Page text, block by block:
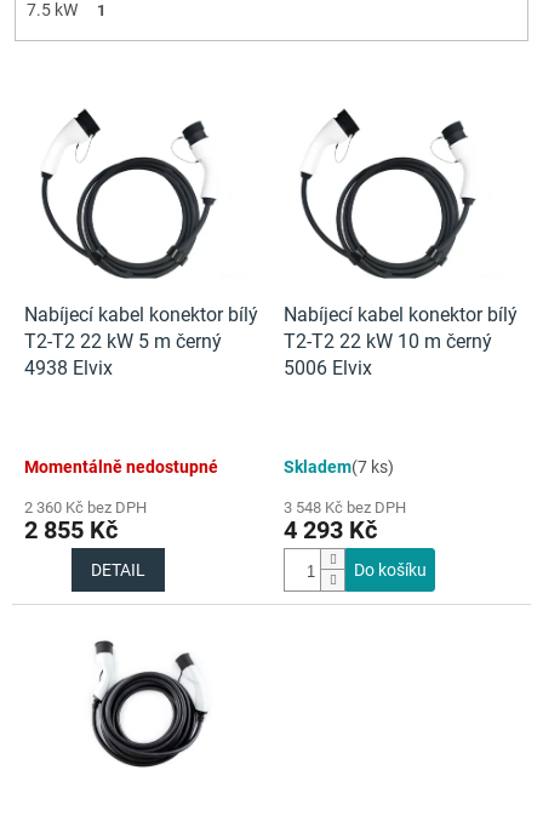
7.5 kW 1
Nabíjecí kabel konektor bílý
T2-T2 22 kW 5 m černý
4938 Elvix
Momentálně nedostupné
2 360 Kč bez DPH
2 855 Kč
DETAIL
Nabíjecí kabel konektor bílý
T2-T2 22 kW 10 m černý
5006 Elvix
Skladem(7 ks)
3 548 Kč bez DPH
4 293 Kč
Do košíku